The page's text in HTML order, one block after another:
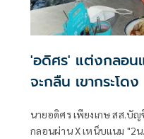
'อดิศร' แต่งกลอน
จะกลืน เขากระโดง
นายอดิศร เพียงเกษ สส.บั
กลอนผ่าน X เหน็บแนม "2น